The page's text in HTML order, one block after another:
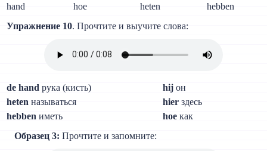
hand
hoe
heten
hebben
Упражнение 10. Прочтите и выучите слова:
de hand рука (кисть)
heten называться
hebben иметь
hijон
hierздесь
hoeкак
Образец 3: Прочтите и запомните: